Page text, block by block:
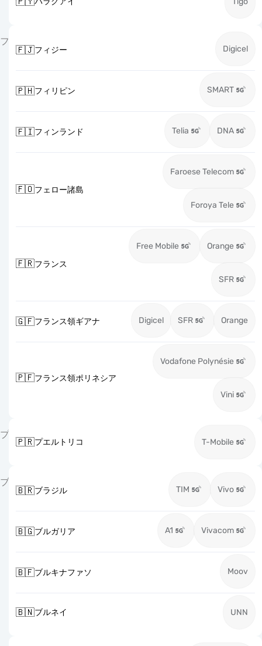
フ
🇫🇯フィジー Digicel
🇵🇭フィリピン SMART
🇫🇮フィンランド Telia DNA
🇫🇴フェロー諸島
Faroese Telecom
Foroya Tele
🇫🇷フランス
Free Mobile Orange
SFR
🇬🇫フランス領ギアナ Digicel SFR Orange
🇵🇫フランス領ポリネシア
Vodafone Polynésie
Vini
プ
🇵🇷プエルトリコ T-Mobile
ブ
🇧🇷ブラジル TIM Vivo
🇧🇬ブルガリア A1 Vivacom
🇧🇫ブルキナファソ Moov
🇧🇳ブルネイ UNN